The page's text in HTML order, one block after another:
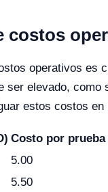
costos
operativos es
ser elevado,
estos costos
Costo por prueba
5.00
5.50